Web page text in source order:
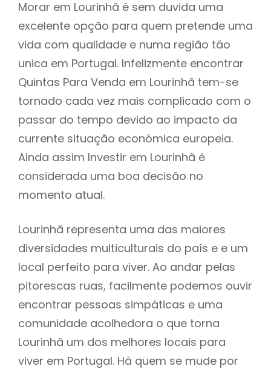
Morar em Lourinhã é sem duvida uma
excelente opção para quem pretende uma
vida com qualidade e numa região táo
unica em Portugal. Infelizmente encontrar
Quintas Para Venda em Lourinhã tem-se
tornado cada vez mais complicado com o
passar do tempo devido ao impacto da
currente situação económica europeia.
Ainda assim Investir em Lourinhã é
considerada uma boa decisão no
momento atual.
Lourinhã representa uma das maiores
diversidades multiculturais do país e e um
local perfeito para viver. Ao andar pelas
pitorescas ruas, facilmente podemos ouvir
encontrar pessoas simpáticas e uma
comunidade acolhedora o que torna
Lourinhã um dos melhores locais para
viver em Portugal. Há quem se mude por